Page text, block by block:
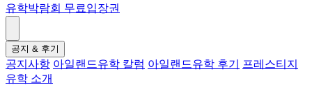
유학박람회 무료입장권
공지 & 후기
공지사항 아일랜드유학 칼럼 아일랜드유학 후기
프레스티지
유학 소개